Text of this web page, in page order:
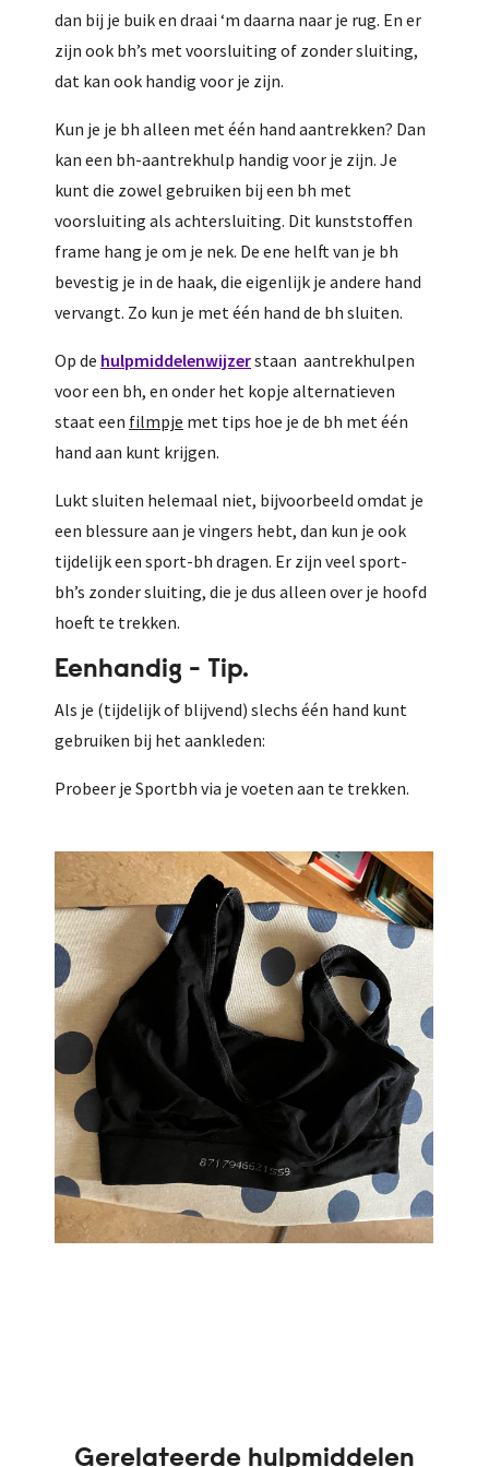
dan bij je buik en draai ‘m daarna naar je rug. En er
zijn ook bh’s met voorsluiting of zonder sluiting,
dat kan ook handig voor je zijn.
Kun je je bh alleen met één hand aantrekken? Dan
kan een bh-aantrekhulp handig voor je zijn. Je
kunt die zowel gebruiken bij een bh met
voorsluiting als achtersluiting. Dit kunststoffen
frame hang je om je nek. De ene helft van je bh
bevestig je in de haak, die eigenlijk je andere hand
vervangt. Zo kun je met één hand de bh sluiten.
Op de hulpmiddelenwijzerstaan aantrekhulpen
voor een bh, en onder het kopje alternatieven
staat een filmpje met tips hoe je de bh met één
hand aan kunt krijgen.
Lukt sluiten helemaal niet, bijvoorbeeld omdat je
een blessure aan je vingers hebt, dan kun je ook
tijdelijk een sport-bh dragen. Er zijn veel sport-
bh’s zonder sluiting, die je dus alleen over je hoofd
hoeft te trekken.
Eenhandig - Tip.
Als je (tijdelijk of blijvend) slechs één hand kunt
gebruiken bij het aankleden:
Probeer je Sportbh via je voeten aan te trekken.
Gerelateerde hulpmiddelen